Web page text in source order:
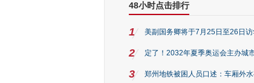
48小时点击排行
1 美副国务卿将于7月25日至26日访
2 定了！2032年夏季奥运会主办城
3 郑州地铁被困人员口述：车厢外